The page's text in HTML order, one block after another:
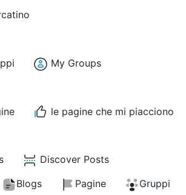
My Groups
le pagine che mi piacciono
Discover Posts
Blogs Pagine Gruppi